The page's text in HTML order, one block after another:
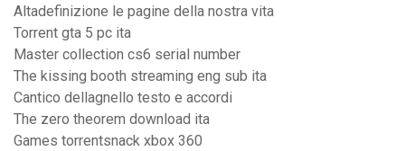
Altadefinizione le pagine della nostra vita
Torrent gta 5 pc ita
Master collection cs6 serial number
The kissing booth streaming eng sub ita
Cantico dellagnello testo e accordi
The zero theorem download ita
Games torrentsnack xbox 360